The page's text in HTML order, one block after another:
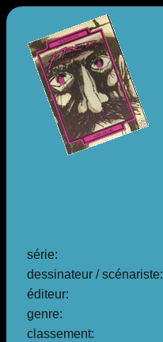
série:
dessinateur / scénariste:
éditeur:
genre:
classement: